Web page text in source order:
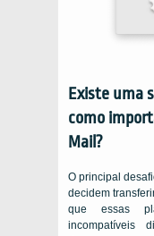
Existe uma
como
Mail?
O principal
decidem
que essas
incompatíveis